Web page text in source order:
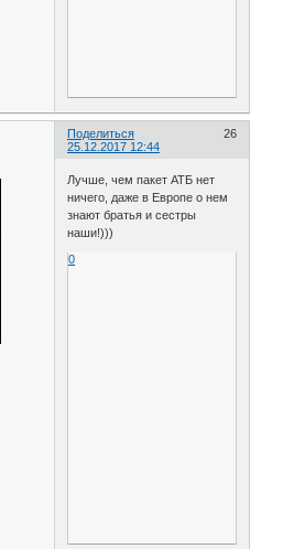
Поделиться
26
25.12.2017 12:44
Лучше, чем пакет АТБ нет
ничего, даже в Европе о нем
знают братья и сестры
наши!)))
0